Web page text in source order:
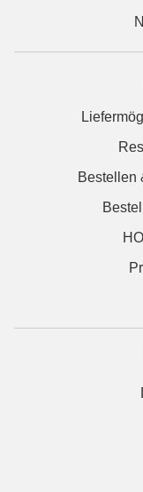
Bestellen